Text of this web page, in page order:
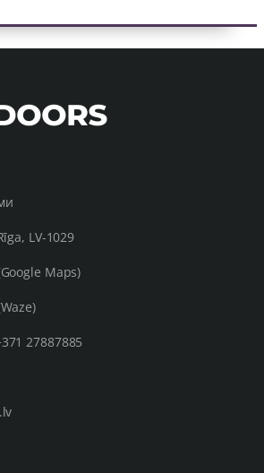
7 мм.
сквозными отверстиями;
более толстый комплект для
важную соответствующую
полотна. После проверки
вами информации мы сообщим
изделие для
толщины.
LV-1029
Maps)
27887885